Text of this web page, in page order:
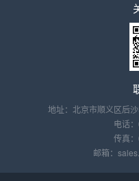
地址：北京市顺义区后
电话
传真
邮箱：